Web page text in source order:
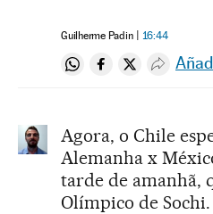
Guilherme Padin 16:44
Compartir en
Compartir en
Compartir
Agora, o Chile
Alemanha x
tarde de amanhã,
Olímpico de Sochi.